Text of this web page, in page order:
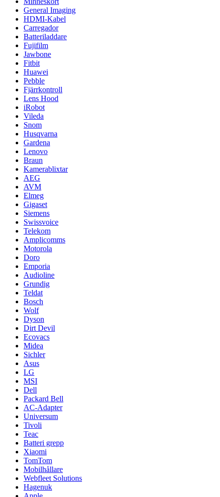
General Imaging
HDMI-Kabel
Carregador
Batteriladdare
Fujifilm
Jawbone
Fitbit
Huawei
Pebble
Fjärrkontroll
Lens Hood
iRobot
Vileda
Snom
Husqvarna
Gardena
Lenovo
Braun
Kamerablixtar
AEG
AVM
Elmeg
Gigaset
Siemens
Swissvoice
Telekom
Amplicomms
Motorola
Doro
Emporia
Audioline
Grundig
Teldat
Bosch
Wolf
Dyson
Dirt Devil
Ecovacs
Midea
Sichler
Asus
LG
MSI
Dell
Packard Bell
AC-Adapter
Universum
Tivoli
Teac
Batteri grepp
Xiaomi
TomTom
Mobilhållare
Webfleet Solutions
Hagenuk